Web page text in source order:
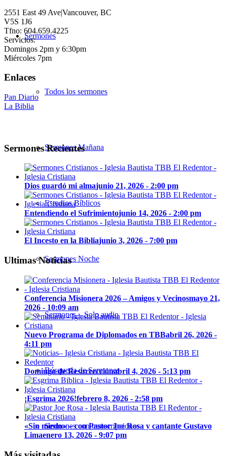
Sermones
Todos los sermones
Sermones Mañana
Estudios Bíblicos
Sermones Noche
Sermones – Solo audio
Búsqueda de Sermones
Sermones con transcripciones
2551 East 49 Ave|Vancouver, BC
V5S 1J6
Tfno: 604.659.4225
Servicios:
Domingos 2pm y 6:30pm
Miércoles 7pm
Enlaces
Pan Diario
La Biblia
Sermones Recientes
Dios guardó mi almajunio 21, 2026 - 2:00 pm
Entendiendo el Sufrimientojunio 14, 2026 - 2:00 pm
El Incesto en la Bibliajunio 3, 2026 - 7:00 pm
Ultimas Noticias
Conferencia Misionera 2026 – Amigos y Vecinosmayo 21,
2026 - 10:09 am
Nuevo Programa de Diplomados en TBBabril 26, 2026 -
4:11 pm
Domingo de Resurrecciónabril 4, 2026 - 5:13 pm
¡Esgrima 2026!febrero 8, 2026 - 2:58 pm
«Sin miedo» – con Pastor Joe Rosa y cantante Gustavo
Limaenero 13, 2026 - 9:07 pm